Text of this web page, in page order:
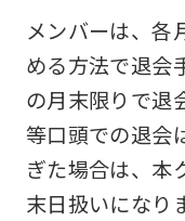
メンバーは、各
める方法で退会
の月末限りで退
等口頭での退会
ぎた場合は、本
末日扱いになり